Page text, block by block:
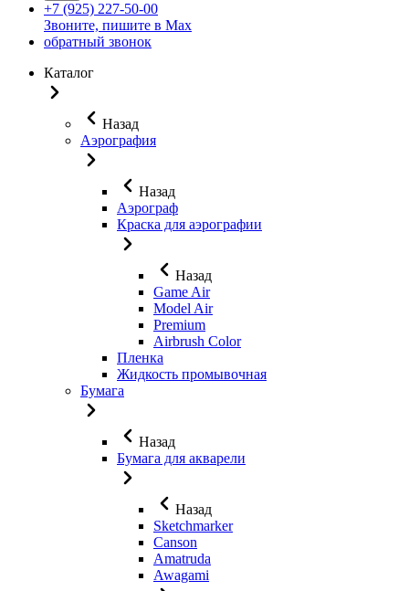
+7 (925) 227-50-00
Звоните, пишите в Max
обратный звонок
Каталог
Назад
Аэрография
Назад
Аэрограф
Краска для аэрографии
Назад
Game Air
Model Air
Premium
Airbrush Color
Пленка
Жидкость промывочная
Бумага
Назад
Бумага для акварели
Назад
Sketchmarker
Canson
Amatruda
Awagami